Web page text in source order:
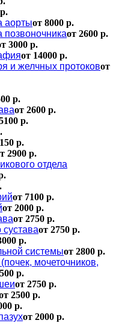
аортыот 8000 р.
позвоночникаот 2600 р.
3000 р.
от 14000 р.
и желчных протоковот
р.
от 2600 р.
р.
р.
2900 р.
отдела
от 7100 р.
от 2000 р.
от 2750 р.
от 2750 р.
р.
системыот 2800 р.
мочеточников,
р.
от 2750 р.
2500 р.
р.
от 2000 р.